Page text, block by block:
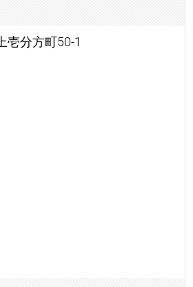
壱分方町50-1